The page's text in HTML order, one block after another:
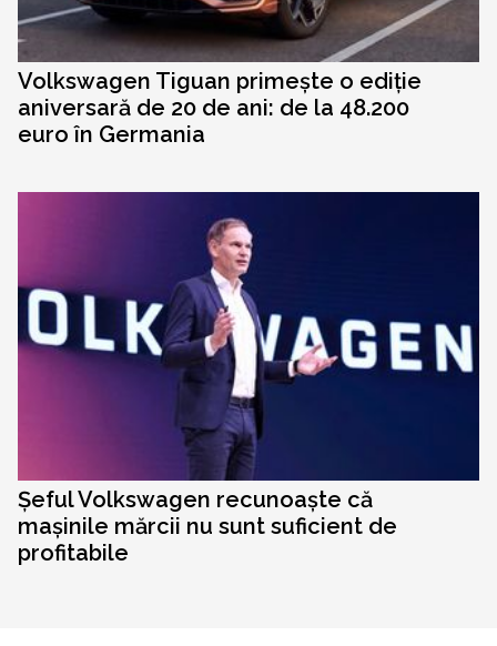
Volkswagen Tiguan primește o ediție
aniversară de 20 de ani: de la 48.200
euro în Germania
Șeful Volkswagen recunoaște că
mașinile mărcii nu sunt suficient de
profitabile